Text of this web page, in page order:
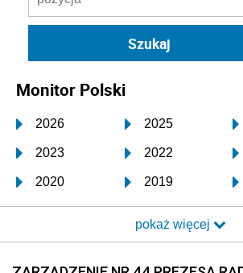
Monitor Polski
2026 2025
2023 2022
2020 2019
2017 2016
2014 2013
2011 2010
pokaż więcej